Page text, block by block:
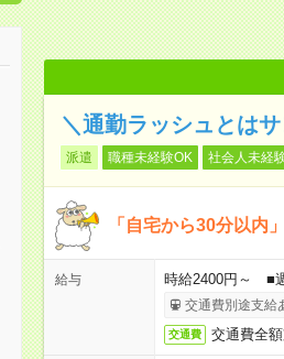
＼通勤ラッシュとは
派遣 職種未経験OK 社会人未経
「自宅から30分以内
給与 時給2400円～ ■
交通費別途支給
交通費 交通費全